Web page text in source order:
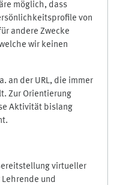
möglich, dass
von
andere Zwecke
wir keinen
an der URL, die immer
Zur Orientierung
Aktivität bislang
virtueller
und